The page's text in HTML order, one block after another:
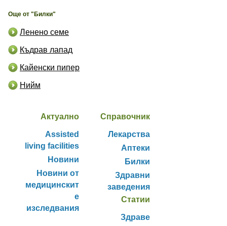
Още от "Билки"
Ленено семе
Къдрав лапад
Кайенски пипер
Нийм
Актуално
Assisted
living facilities
Новини
Новини от
медицинскит
е
изследвания
Справочник
Лекарства
Аптеки
Билки
Здравни
заведения
Статии
Здраве